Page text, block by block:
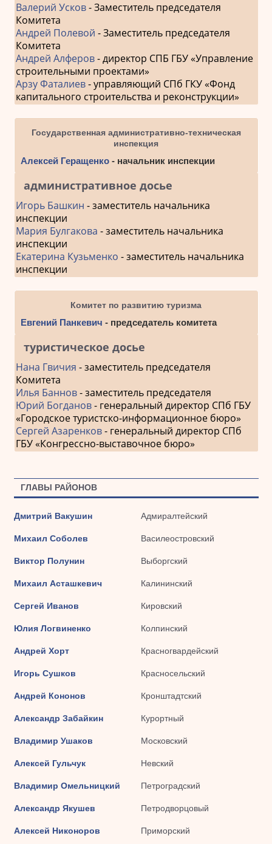
Валерий Усков- Заместитель председателя
Комитета
Андрей Полевой - Заместитель председателя
Комитета
Андрей Алферов- директор СПБ ГБУ «Управление
строительными проектами»
Арзу Фаталиев- управляющий СПб ГКУ «Фонд
капитального строительства и реконструкции»
Государственная административно-техническая
инспекция
Алексей Геращенко- начальник инспекции
административное досье
Игорь Башкин - заместитель начальника
инспекции
Мария Булгакова - заместитель начальника
инспекции
Екатерина Кузьменко - заместитель начальника
инспекции
Комитет по развитию туризма
Евгений Панкевич - председатель комитета
туристическое досье
Нана Гвичия - заместитель председателя
Комитета
Илья Баннов- заместитель председателя
Юрий Богданов- генеральный директор СПб ГБУ
«Городское туристско-информационное бюро»
Сергей Азаренков- генеральный директор СПб
ГБУ «Конгрессно-выставочное бюро»
ГЛАВЫ РАЙОНОВ
Дмитрий Вакушин Адмиралтейский
Михаил Соболев Василеостровский
Виктор Полунин Выборгский
Михаил Асташкевич Калининский
Сергей Иванов Кировский
Юлия Логвиненко Колпинский
Андрей Хорт Красногвардейский
Игорь Сушков Красносельский
Андрей Кононов Кронштадтский
Александр Забайкин Курортный
Владимир Ушаков Московский
Алексей Гульчук Невский
Владимир Омельницкий Петроградский
Александр Якушев Петродворцовый
Алексей Никоноров Приморский